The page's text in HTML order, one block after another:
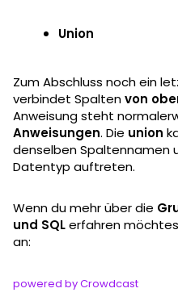
Union
Zum Abschluss noch ein
verbindet Spaltenvon
Anweisung steht
Anweisungen. Die union
denselben Spaltennamen
Datentyp auftreten.
Wenn du mehr über die
und SQLerfahren
an:
powered by Crowdcast